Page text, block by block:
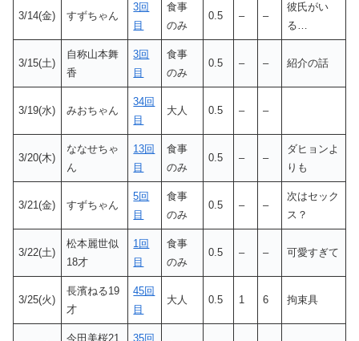
3/14(金) すずちゃん
3回
目
食事
のみ
0.5 – –
彼氏がい
る…
3/15(土)
自称山本舞
香
3回
目
食事
のみ
0.5 – – 紹介の話
3/19(水) みおちゃん
34回
目
大人 0.5 – –
3/20(木)
ななせちゃ
ん
13回
目
食事
のみ
0.5 – –
ダヒョンよ
りも
3/21(金) すずちゃん
5回
目
食事
のみ
0.5 – –
次はセック
ス？
3/22(土)
松本麗世似
18才
1回
目
食事
のみ
0.5 – – 可愛すぎて
3/25(火)
長濱ねる19
才
45回
目
大人 0.5 1 6 拘束具
今田美桜21
35回